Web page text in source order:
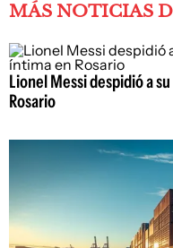
MÁS NOTICIAS
Lionel Messi despidió a
Rosario